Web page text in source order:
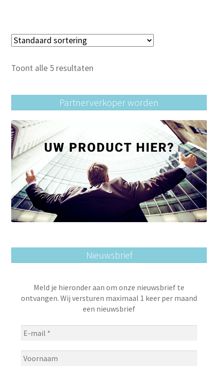
Toont alle 5 resultaten
Partnerverkoper worden
Nieuwsbrief
Meld je hieronder aan om onze nieuwsbrief te
ontvangen. Wij versturen maximaal 1 keer per maand
een nieuwsbrief